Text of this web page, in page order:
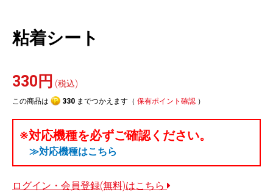
粘着シート
330円 (税込)
この商品は 330 までつかえます（ 保有ポイント確認 ）
※対応機種を必ずご確認ください。
≫対応機種はこちら
ログイン・会員登録(無料)はこちら